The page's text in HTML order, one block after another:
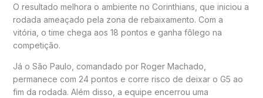
O resultado melhora o ambiente no Corinthians, que iniciou a
rodada ameaçado pela zona de rebaixamento. Com a
vitória, o time chega aos 18 pontos e ganha fôlego na
competição.
Já o São Paulo, comandado por Roger Machado
permanece com 24 pontos e corre risco de deixar o G5 ao
fim da rodada. Além disso, a equipe encerrou uma